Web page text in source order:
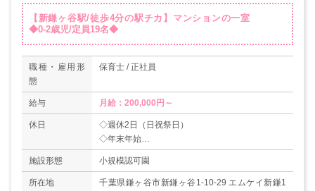
【新鎌ヶ谷駅/徒歩4分の駅チカ】マンションの一室
◆0-2歳児/定員19名◆
職種・雇用形
態
保育士 / 正社員
給与 月給：200,000円～
休日
◇週休2日（日祝祭日）
◇年末年始
◇有給休暇
施設形態 小規模認可園
所在地
千葉県鎌ヶ谷市新鎌ヶ谷1-10-29 エムケイ新鎌1